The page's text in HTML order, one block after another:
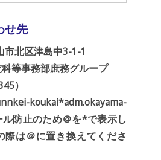
せ先
北区津島中3-1-1
等事務部庶務グループ
）
koukai*adm.okayama-
防止のため＠を*で表示し
際は＠に置き換えてくださ